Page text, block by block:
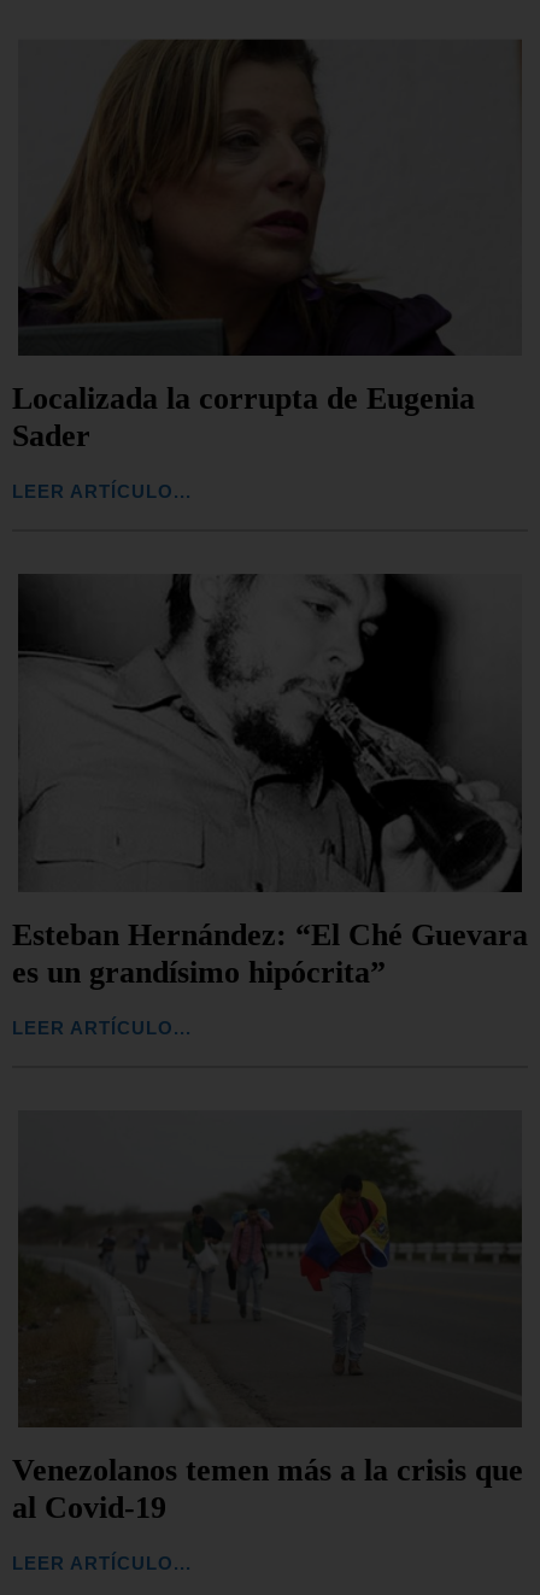
Localizada la corrupta de Eugenia
Sader
LEER ARTÍCULO...
Esteban Hernández: “El Ché Guevara
es un grandísimo hipócrita”
LEER ARTÍCULO...
Venezolanos temen más a la crisis que
al Covid-19
LEER ARTÍCULO...